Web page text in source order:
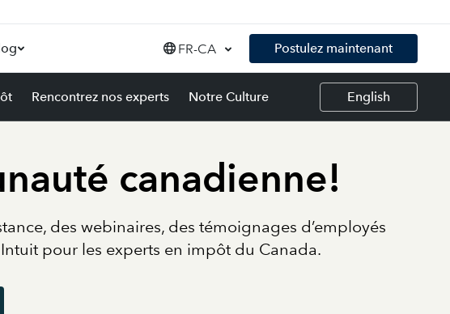
FR-CA
FR-CA
Postulez maintenant
Rencontrez nos experts Notre Culture English
canadienne!
des webinaires, des témoignages d’employés
pour les experts en impôt du Canada.